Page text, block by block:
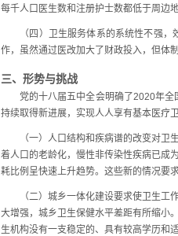
每千人口医生数和注册护士数都低于周边
（四）卫生服务体系的系统性不强，效
作，虽然通过医改加大了财政投入，但体
三、形势与挑战
党的十八届五中全会明确了2020年全国
持续取得新进展，实现人人享有基本医疗卫
（一）人口结构和疾病谱的改变对卫生
着人口的老龄化，慢性非传染性疾病已成
耗比例呈快速上升趋势。这些新的情况要
（二）城乡一体化建设要求使卫生工作
大增强，城乡卫生保健水平差距有所缩小
生机构没有一支稳定的、具有较高学历和